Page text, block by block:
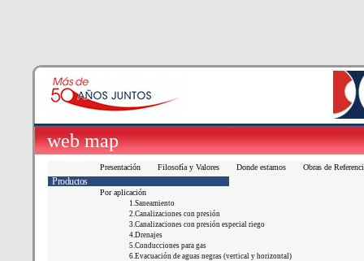
La empresa
Presentación Filosofía y Valores Donde estamos Obras de
Productos
Por aplicación
1.Saneamiento
2.Canalizaciones con presión
3.Canalizaciones con presión especial riego
4.Drenajes
5.Conducciones para gas
6.Evacuación de aguas negras (vertical y horizontal)
web map